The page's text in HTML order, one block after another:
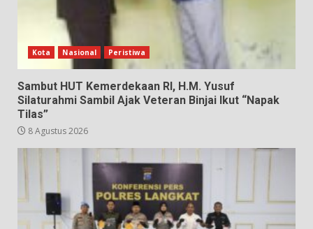
Kota Nasional Peristiwa
Sambut HUT Kemerdekaan RI, H.M. Yusuf
Silaturahmi Sambil Ajak Veteran Binjai Ikut “Napak
Tilas”
8 Agustus 2026